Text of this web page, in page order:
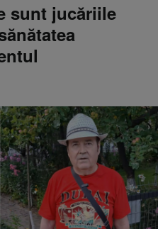
sunt jucăriile